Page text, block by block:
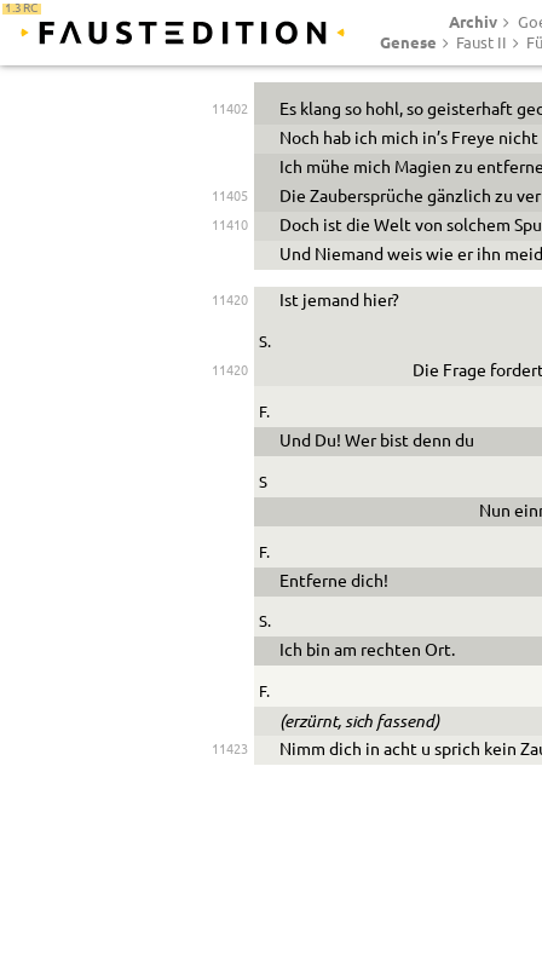
1.3 RC
Archiv
Genese Faust II
11402
Es klang so hohl, so geisterhaft
Noch hab ich mich in’s Freye
Ich mühe mich Magien zu
11405 Die Zaubersprüche gänzlich zu
11410
Doch ist die Welt von solchem
Und Niemand weis wie er ihn
11420 Ist jemand hier?
S.
11420 Die Frage
F.
Und Du! Wer bist denn du
S
Nun
F.
Entferne dich!
S.
Ich bin am rechten Ort.
F.
(erzürnt, sich fassend)
11423 Nimm dich in acht u sprich kein